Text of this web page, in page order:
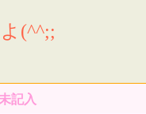
(^^;;
未記入